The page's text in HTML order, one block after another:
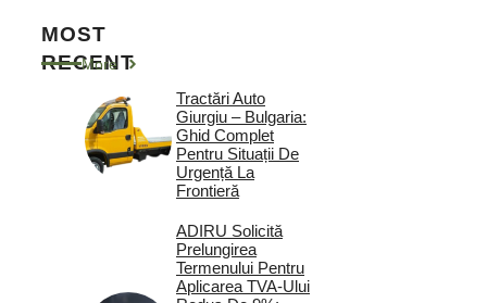
MOST
RECENT
More
Tractări Auto
Giurgiu – Bulgaria:
Ghid Complet
Pentru Situații De
Urgență La
Frontieră
ADIRU Solicită
Prelungirea
Termenului Pentru
Aplicarea TVA-Ului